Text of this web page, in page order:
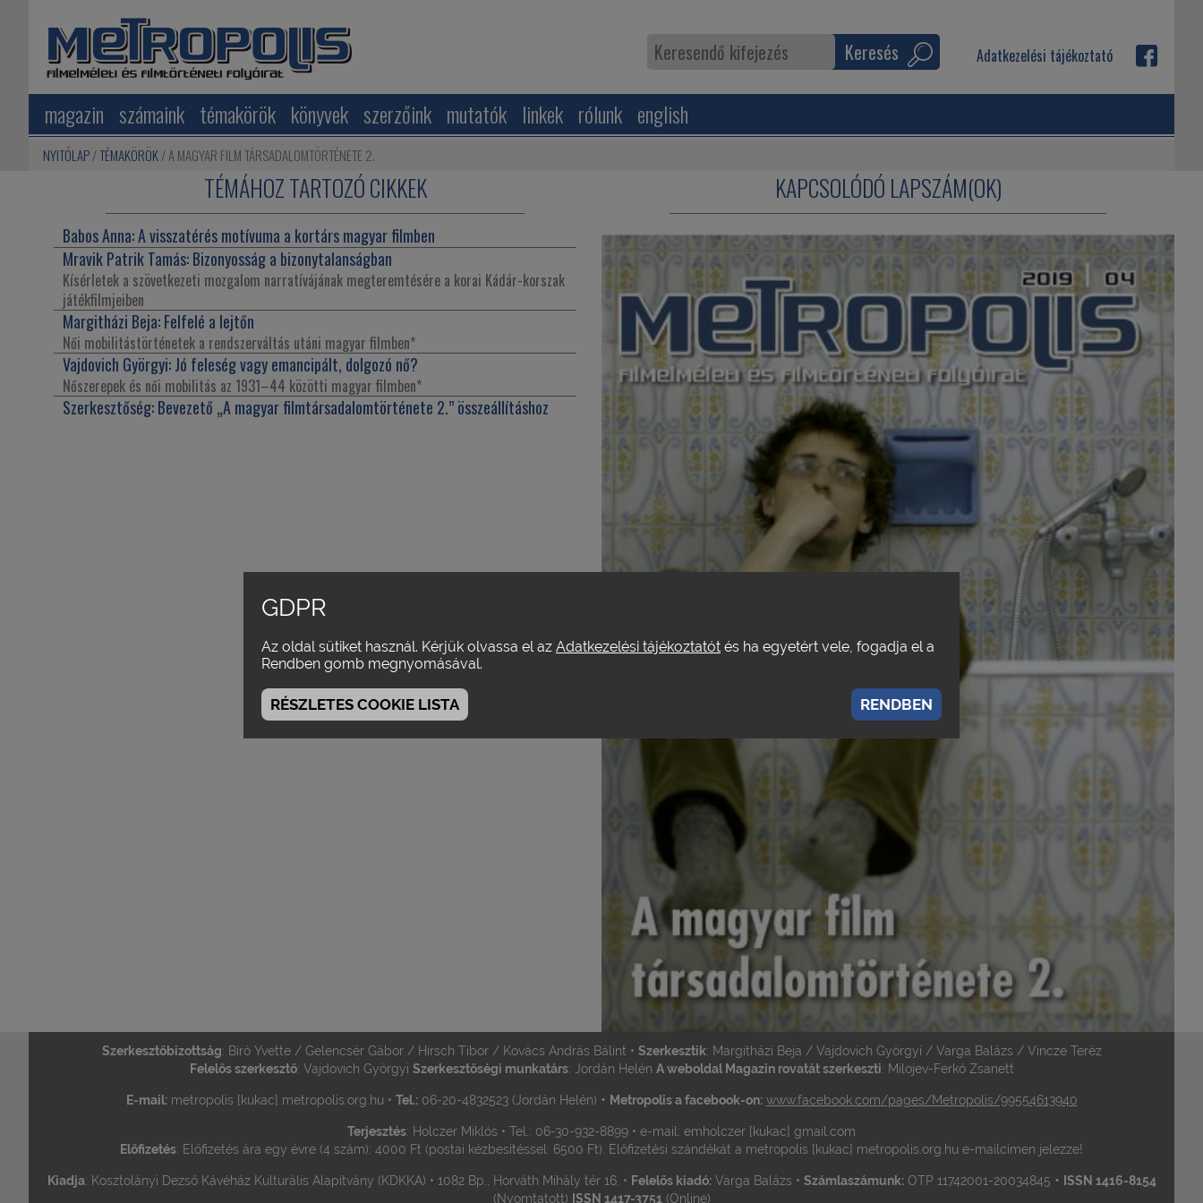
magazin számaink témakörök könyvek szerzőink mutatók linkek rólunk english
Keresés Adatkezelési tájékoztató
NYITÓLAP TÉMAKÖRÖK A MAGYAR FILM TÁRSADALOMTÖRTÉNETE 2.
TÉMÁHOZ TARTOZÓ CIKKEK
Babos Anna:A visszatérés motívuma a kortárs magyar filmben
Mravik Patrik Tamás:Bizonyosság a bizonytalanságban
Kísérletek a szövetkezeti mozgalom narratívájának megteremtésére a korai Kádár-korszak
játékfilmjeiben
Margitházi Beja:Felfelé a lejtőn
Női mobilitástörténetek a rendszerváltás utáni magyar filmben*
Vajdovich Györgyi:Jó feleség vagy emancipált, dolgozó nő?
Nőszerepek és női mobilitás az 1931–44 közötti magyar filmben*
Szerkesztőség:Bevezető „A magyar filmtársadalomtörténete 2.” összeállításhoz
KAPCSOLÓDÓ LAPSZÁM(OK)
2019 / 4
Szerkesztőbizottság: Bíró Yvette / Gelencsér Gábor / Hirsch Tibor / Kovács András Bálint • Szerkesztik: Margitházi Beja / Vajdovich Györgyi / Varga Balázs / Vincze Teréz
Felelős szerkesztő: Vajdovich Györgyi Szerkesztőségi munkatárs: Jordán Helén A weboldal Magazin rovatát szerkeszti: Milojev-Ferkó Zsanett
E-mail:metropolis [kukac] metropolis.org.hu • Tel.:06-20-4832523 (Jordán Helén) • Metropolis a facebook-on: www.facebook.com/pages/Metropolis/99554613940
Terjesztés: Holczer Miklós • Tel.: 06-30-932-8899 • e-mail: emholczer [kukac] gmail.com
Előfizetés: Előfizetés ára egy évre (4 szám): 4000 Ft (postai kézbesítéssel: 6500 Ft). Előfizetési szándékát a metropolis [kukac] metropolis.org.hu e-mailcímen jelezze!
Kiadja: Kosztolányi Dezső Kávéház Kulturális Alapítvány (KDKKA) • 1082 Bp., Horváth Mihály tér 16. • Felelős kiadó:Varga Balázs • Számlaszámunk:OTP 11742001-20034845 • ISSN 1416-8154
(Nyomtatott) ISSN 1417-3751(Online)
GDPR
Az oldal sütiket használ. Kérjük olvassa el az Adatkezelési tájékoztatót és ha egyetért vele, fogadja el a
Rendben gomb megnyomásával.
RÉSZLETES COOKIE LISTA RENDBEN